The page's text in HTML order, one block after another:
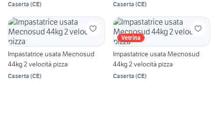
Caserta (CE) Caserta (CE)
Impastatrice usata Mecnosud
44kg 2 velocità pizza
Caserta (CE)
Vetrina
Impastatrice usata Mecnosud
44kg 2 velocità pizza
Caserta (CE)